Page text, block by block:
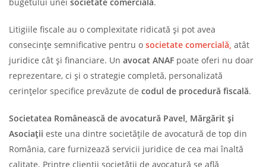
Litigiile fiscale au o complexitate ridicată și pot avea
consecințe semnificative pentru o societate comercială, atât
juridice cât și financiare. Un avocat ANAF poate oferi nu doar
reprezentare, ci și o strategie completă, personalizată
cerințelor specifice prevăzute de codul de procedură fiscală.
Societatea Românească de avocatură Pavel, Mărgărit și
Asociații este una dintre societățile de avocatură de top din
România, care furnizează servicii juridice de cea mai înaltă
calitate. Printre clienții societății de avocatură se află